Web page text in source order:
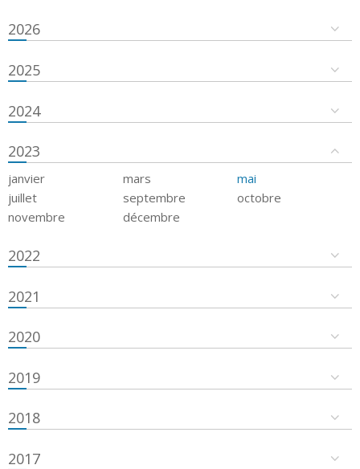
2026
2025
2024
2023
janvier mars
mai
juillet
septembre
octobre
novembre
décembre
2022
2021
2020
2019
2018
2017